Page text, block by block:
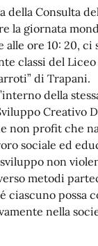
della Consulta
la giornata
alle ore 10: 20,
classi del
di Trapani.
della
Creativo
non profit che
sociale ed
non
metodi
ciascuno possa
nella